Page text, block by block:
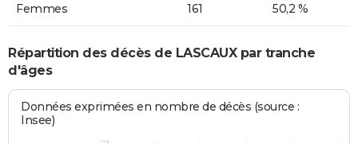
Femmes 161 50,2 %
Répartition des décès de LASCAUX par tranche
d'âges
Données exprimées en nombre de décès (source :
Insee)